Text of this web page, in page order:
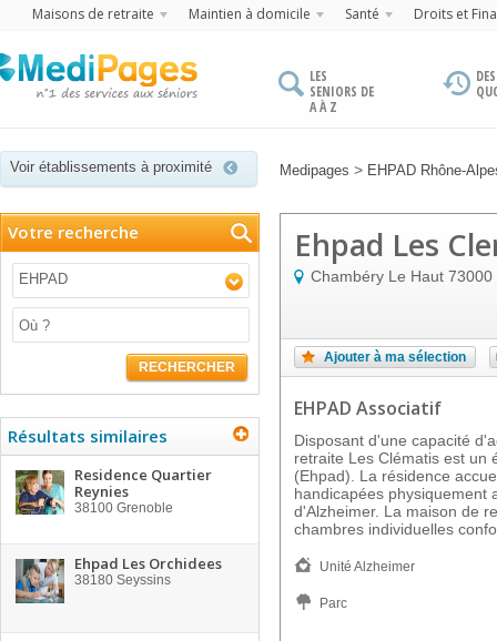
Maisons de retraite Maintien à domicile Santé Droits et
LES
SENIORS DE
A À Z
Voir établissements à proximité Medipages > EHPAD Rhône-
Votre recherche
EHPAD
RECHERCHER
Résultats similaires
Residence Quartier
Reynies
38100 Grenoble
Ehpad Les Orchidees
38180 Seyssins
Ehpad Les
Chambéry Le Haut 73000
Ajouter à ma sélection
EHPAD Associatif
Disposant d'une capacité
retraite Les Clématis est un
(Ehpad). La résidence
handicapées physiquement
d'Alzheimer. La maison de
chambres individuelles confo
Unité Alzheimer
Parc